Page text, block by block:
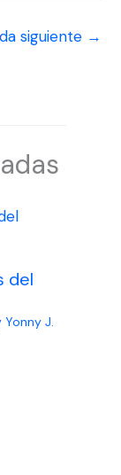
siguiente →
del
Yonny J.